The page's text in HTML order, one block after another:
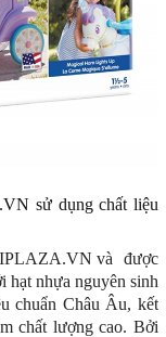
sử dụng chất liệu
và được
hạt nhựa nguyên sinh
chuẩn Châu Âu, kết
chất lượng cao. Bởi